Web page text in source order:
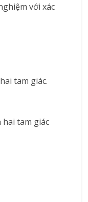
với xác
tam giác.
hai tam giác